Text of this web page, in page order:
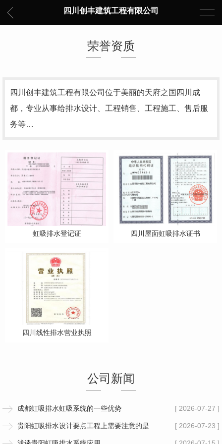
四川创丰建筑工程有限公司
荣誉资质
四川创丰建筑工程有限公司位于美丽的天府之国四川成
都，专业从事给排水设计、工程销售、工程施工、售后服
务等…
虹吸排水登记证 四川屋面虹吸排水证书
四川线性排水营业执照
公司新闻
[ 2026-07-27 ]
成都虹吸排水虹吸系统的一些优势
[ 2026-07-23 ]
贵阳虹吸排水设计要点工程上需要注意的是